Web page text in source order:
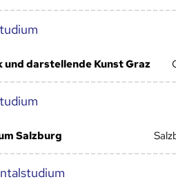
darstellende Kunst Graz
Salzburg